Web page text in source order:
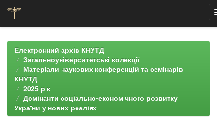
navigationЕлектронний архів КНУТД
Загальноуніверситетські колекції
Матеріали наукових конференцій та семінарів
КНУТД
2025 рік
Домінанти соціально-економічного розвитку
України у нових реаліях